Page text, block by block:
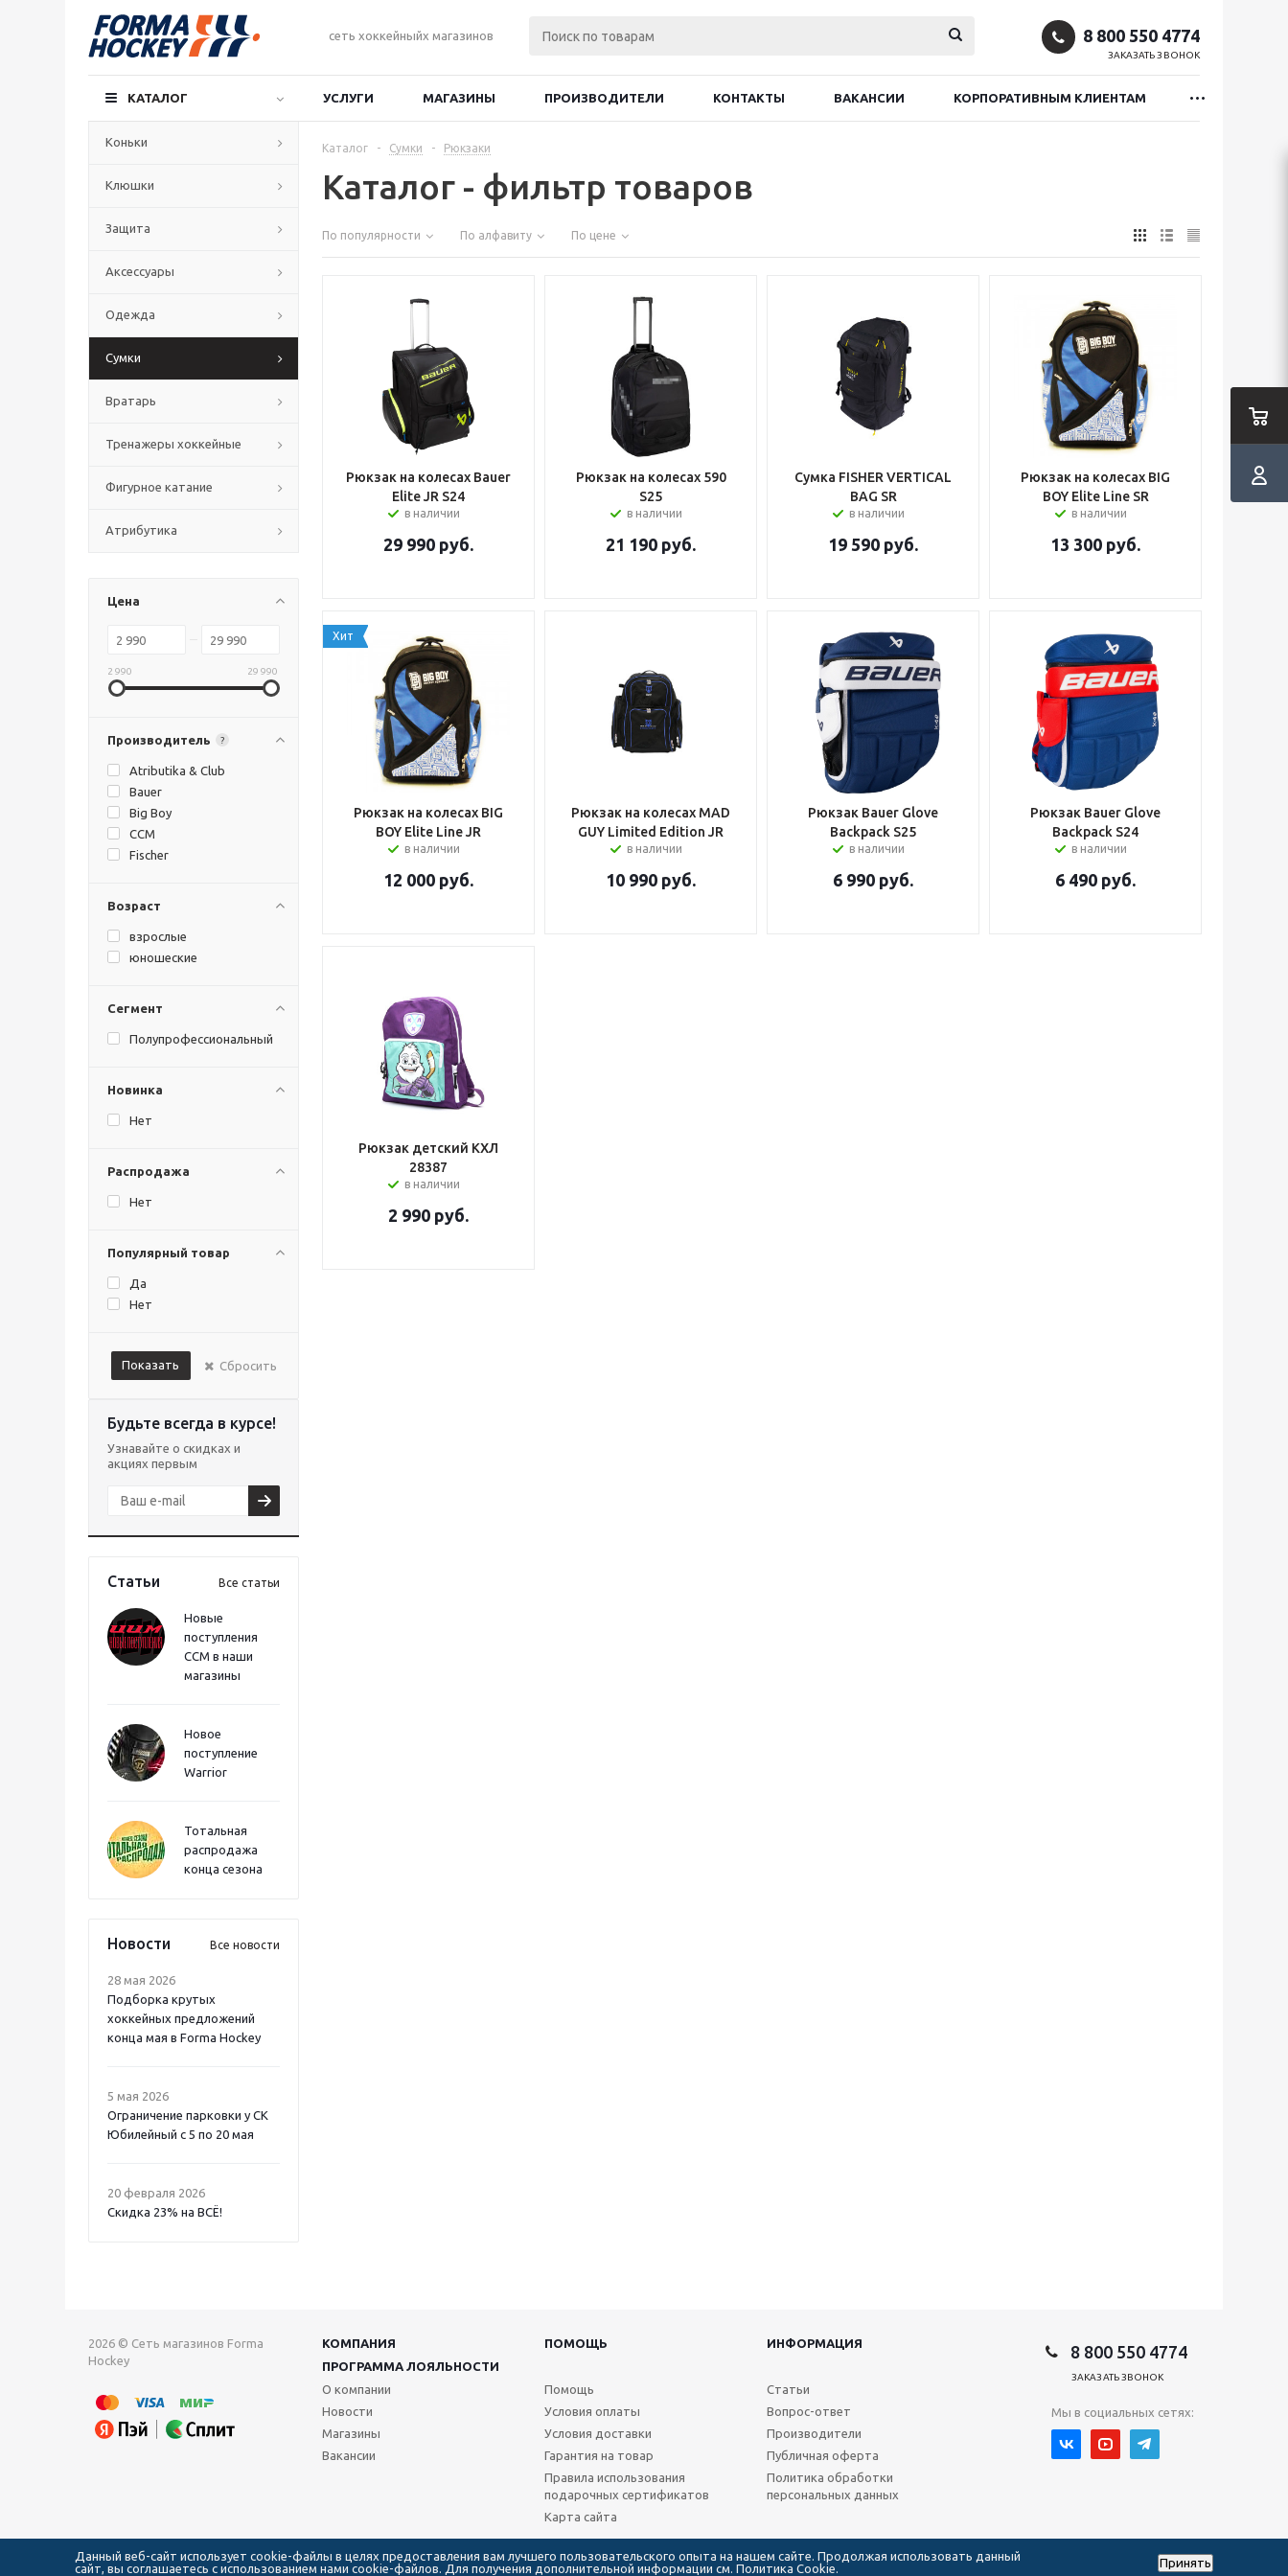
сеть хоккейныйх магазинов 8 800 550 4774
ЗАКАЗАТЬ ЗВОНОК
КАТАЛОГ УСЛУГИ МАГАЗИНЫ ПРОИЗВОДИТЕЛИ КОНТАКТЫ ВАКАНСИИ КОРПОРАТИВНЫМ КЛИЕНТАМ
Коньки
Клюшки
Защита
Аксессуары
Одежда
Сумки
Вратарь
Тренажеры хоккейные
Фигурное катание
Атрибутика
Цена
2 990 29 990
Производитель ?
Atributika & Club
Bauer
Big Boy
CCM
Fischer
Возраст
взрослые
юношеские
Сегмент
Полупрофессиональный
Новинка
Нет
Распродажа
Нет
Популярный товар
Да
Нет
Показать Сбросить
Будьте всегда в курсе!
Узнавайте о скидках и
акциях первым
Статьи Все статьи
Новые
поступления
CCM в наши
магазины
Новое
поступление
Warrior
Тотальная
распродажа
конца сезона
Новости Все новости
28 мая 2026
Подборка крутых
хоккейных предложений
конца мая в Forma Hockey
5 мая 2026
Ограничение парковки у СК
Юбилейный с 5 по 20 мая
20 февраля 2026
Скидка 23% на ВСË!
Каталог - Сумки - Рюкзаки
Каталог - фильтр товаров
По популярности По алфавиту По цене
Рюкзак на колесах Bauer
Elite JR S24
в наличии
29 990 руб.
Рюкзак на колесах 590
S25
в наличии
21 190 руб.
Сумка FISHER VERTICAL
BAG SR
в наличии
19 590 руб.
Рюкзак на колесах BIG
BOY Elite Line SR
в наличии
13 300 руб.
Хит
Рюкзак на колесах BIG
BOY Elite Line JR
в наличии
12 000 руб.
Рюкзак на колесах MAD
GUY Limited Edition JR
в наличии
10 990 руб.
Рюкзак Bauer Glove
Backpack S25
в наличии
6 990 руб.
Рюкзак Bauer Glove
Backpack S24
в наличии
6 490 руб.
Рюкзак детский КХЛ
28387
в наличии
2 990 руб.
2026 © Сеть магазинов Forma
Hockey
КОМПАНИЯ ПОМОЩЬ
ИНФОРМАЦИЯ
ПРОГРАММА ЛОЯЛЬНОСТИ
О компании
Новости
Магазины
Вакансии
Помощь
Условия оплаты
Условия доставки
Гарантия на товар
Правила использования
подарочных сертификатов
Карта сайта
Статьи
Вопрос-ответ
Производители
Публичная оферта
Политика обработки
персональных данных
8 800 550 4774
ЗАКАЗАТЬ ЗВОНОК
Мы в социальных сетях:
Данный веб-сайт использует cookie-файлы в целях предоставления вам лучшего пользовательского опыта на нашем сайте. Продолжая использовать данный
сайт, вы соглашаетесь с использованием нами cookie-файлов. Для получения дополнительной информации см. Политика Cookie. Принять